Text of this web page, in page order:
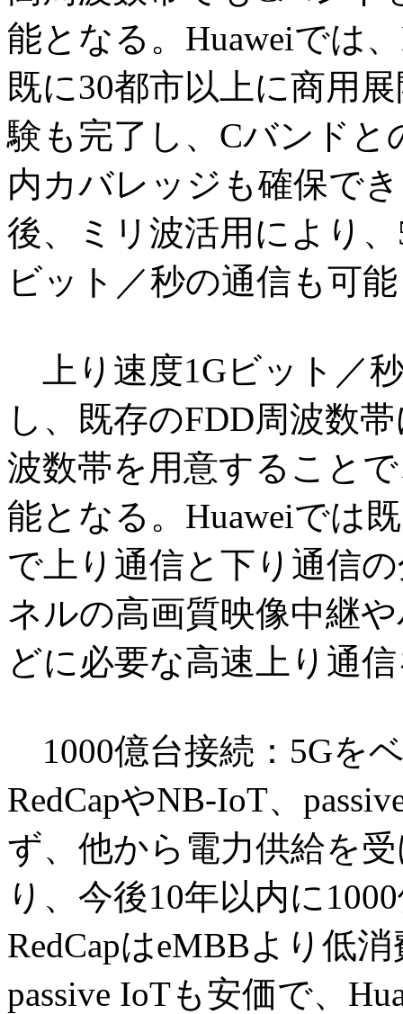
能となる。Huaweiでは
既に30都市以上に商用
験も完了し、Cバンド
内カバレッジも確保で
後、ミリ波活用により
ビット／秒の通信も可
上り速度1Gビット／
し、既存のFDD周波数
波数帯を用意すること
能となる。Huaweiでは
で上り通信と下り通信
ネルの高画質映像中継
どに必要な高速上り通
1000億台接続：5Gを
RedCapやNB-IoT、
ず、他から電力供給を
り、今後10年以内に
RedCapはeMBBより低
passive IoTも安価で、